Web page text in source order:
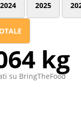
2024 2025
kg
su BringTheFood